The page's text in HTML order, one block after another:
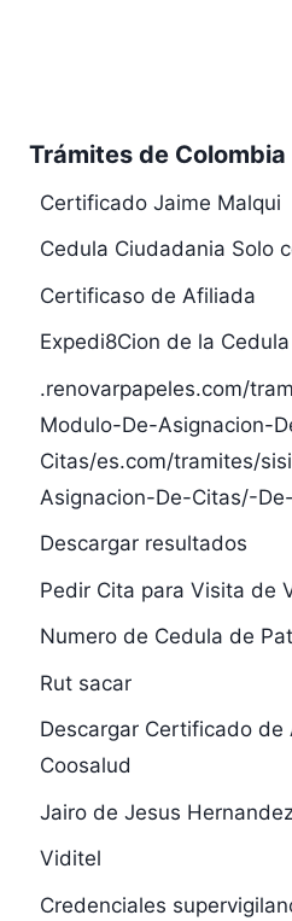
Trámites de Colombia
Certificado Jaime Malqui
Cedula Ciudadania Solo
Certificaso de Afiliada
Expedi8Cion de la Cedula
.renovarpapeles.com/
Modulo-De-Asignacion-
Citas/es.com/tramites/
Asignacion-De-Citas/-
Descargar resultados
Pedir Cita para Visita de
Numero de Cedula de
Rut sacar
Descargar Certificado de
Coosalud
Jairo de Jesus
Viditel
Credenciales